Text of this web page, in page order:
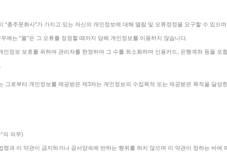
“충주문화사”가 가지고 있는 자신의 개인정보에 대해 열람 및 오류정정을 요구할 수 있으
에는 “몰”은 그 오류를 정정할 때까지 당해 개인정보를 이용하지 않습니다.
인정보 보호를 위하여 관리자를 한정하여 그 수를 최소화하며 신용카드, 은행계좌 등을
그로부터 개인정보를 제공받은 제3자는 개인정보의 수집목적 또는 제공받은 목적을 달성
의 의무)
령과 이 약관이 금지하거나 공서양속에 반하는 행위를 하지 않으며 이 약관이 정하는 바